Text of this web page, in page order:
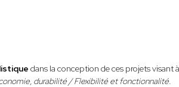
dans la conception de ces projets visant
durabilité / Flexibilité et fonctionnalité.